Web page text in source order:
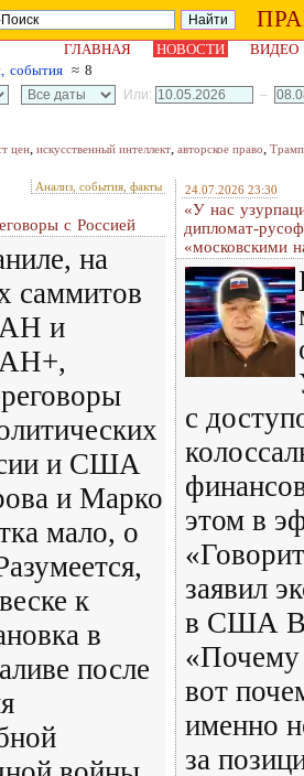
ГЛАВНАЯ НОВОСТИ
ВИДЕО
события ≈ 8
Или: –
цен, искусственный интеллект, авторское право, Трамп
Анализ, события, факты
с Россией
на
саммитов
и
и США
и Марко
мало, о
к
в
после
24.07.2026 23:30
«У нас
дипломат-
«московскими
с
этом в
заявил
в США
«Почему
вот
именно
за